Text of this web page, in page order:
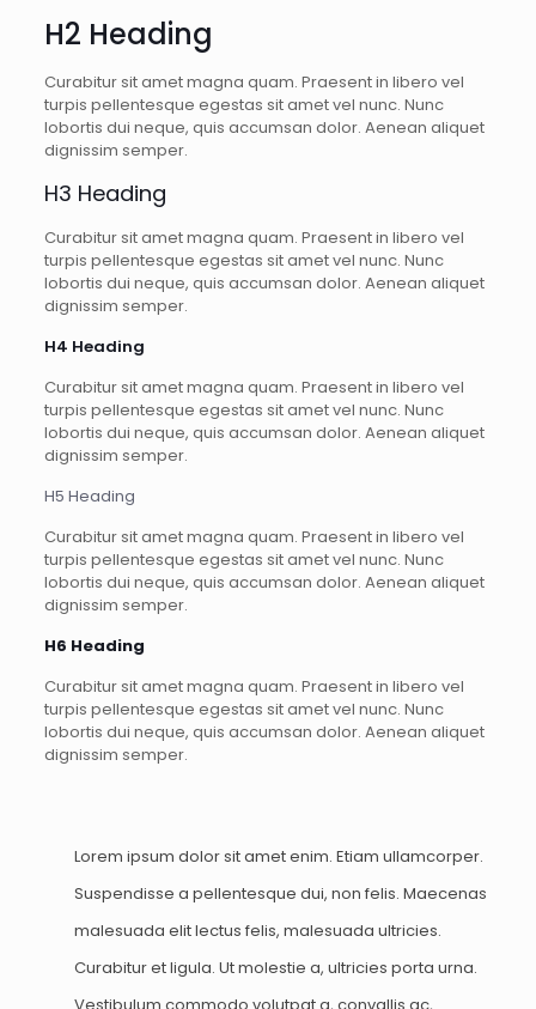
H2 Heading
Curabitur sit amet magna quam. Praesent in libero vel
turpis pellentesque egestas sit amet vel nunc. Nunc
lobortis dui neque, quis accumsan dolor. Aenean aliquet
dignissim semper.
H3 Heading
Curabitur sit amet magna quam. Praesent in libero vel
turpis pellentesque egestas sit amet vel nunc. Nunc
lobortis dui neque, quis accumsan dolor. Aenean aliquet
dignissim semper.
H4 Heading
Curabitur sit amet magna quam. Praesent in libero vel
turpis pellentesque egestas sit amet vel nunc. Nunc
lobortis dui neque, quis accumsan dolor. Aenean aliquet
dignissim semper.
H5 Heading
Curabitur sit amet magna quam. Praesent in libero vel
turpis pellentesque egestas sit amet vel nunc. Nunc
lobortis dui neque, quis accumsan dolor. Aenean aliquet
dignissim semper.
H6 Heading
Curabitur sit amet magna quam. Praesent in libero vel
turpis pellentesque egestas sit amet vel nunc. Nunc
lobortis dui neque, quis accumsan dolor. Aenean aliquet
dignissim semper.
Lorem ipsum dolor sit amet enim. Etiam ullamcorper.
Suspendisse a pellentesque dui, non felis. Maecenas
malesuada elit lectus felis, malesuada ultricies.
Curabitur et ligula. Ut molestie a, ultricies porta urna.